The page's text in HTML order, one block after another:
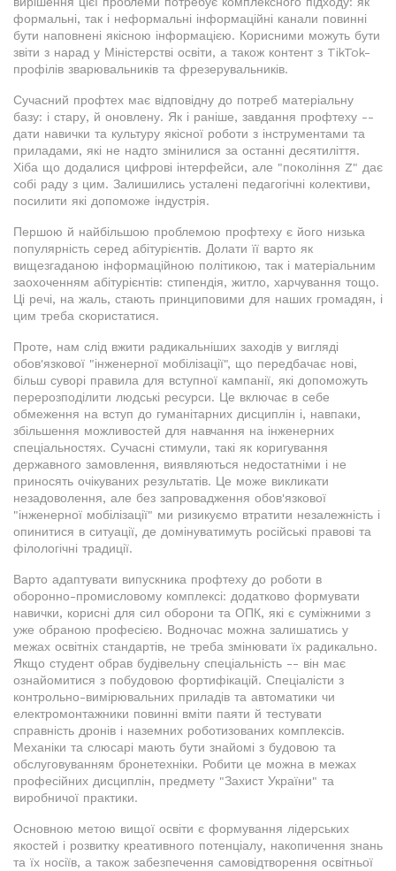
формальні, так і неформальні інформаційні канали повинні
бути наповнені якісною інформацією. Корисними можуть бути
звіти з нарад у Міністерстві освіти, а також контент з TikTok-
профілів зварювальників та фрезерувальників.
Сучасний профтех має відповідну до потреб матеріальну
базу: і стару, й оновлену. Як і раніше, завдання профтеху --
дати навички та культуру якісної роботи з інструментами та
приладами, які не надто змінилися за останні десятиліття.
Хіба що додалися цифрові інтерфейси, але "покоління Z" дає
собі раду з цим. Залишились усталені педагогічні колективи,
посилити які допоможе індустрія.
Першою й найбільшою проблемою профтеху є його низька
популярність серед абітурієнтів. Долати її варто як
вищезгаданою інформаційною політикою, так і матеріальним
заохоченням абітурієнтів: стипендія, житло, харчування тощо.
Ці речі, на жаль, стають принциповими для наших громадян, і
цим треба скористатися.
Проте, нам слід вжити радикальніших заходів у вигляді
обов'язкової "інженерної мобілізації", що передбачає нові,
більш суворі правила для вступної кампанії, які допоможуть
перерозподілити людські ресурси. Це включає в себе
обмеження на вступ до гуманітарних дисциплін і, навпаки,
збільшення можливостей для навчання на інженерних
спеціальностях. Сучасні стимули, такі як коригування
державного замовлення, виявляються недостатніми і не
приносять очікуваних результатів. Це може викликати
незадоволення, але без запровадження обов'язкової
"інженерної мобілізації" ми ризикуємо втратити незалежність і
опинитися в ситуації, де домінуватимуть російські правові та
філологічні традиції.
Варто адаптувати випускника профтеху до роботи в
оборонно-промисловому комплексі: додатково формувати
навички, корисні для сил оборони та ОПК, які є суміжними з
уже обраною професією. Водночас можна залишатись у
межах освітніх стандартів, не треба змінювати їх радикально.
Якщо студент обрав будівельну спеціальність -- він має
ознайомитися з побудовою фортифікацій. Спеціалісти з
контрольно-вимірювальних приладів та автоматики чи
електромонтажники повинні вміти паяти й тестувати
справність дронів і наземних роботизованих комплексів.
Механіки та слюсарі мають бути знайомі з будовою та
обслуговуванням бронетехніки. Робити це можна в межах
професійних дисциплін, предмету "Захист України" та
виробничої практики.
Основною метою вищої освіти є формування лідерських
якостей і розвитку креативного потенціалу, накопичення знань
та їх носіїв, а також забезпечення самовідтворення освітньої